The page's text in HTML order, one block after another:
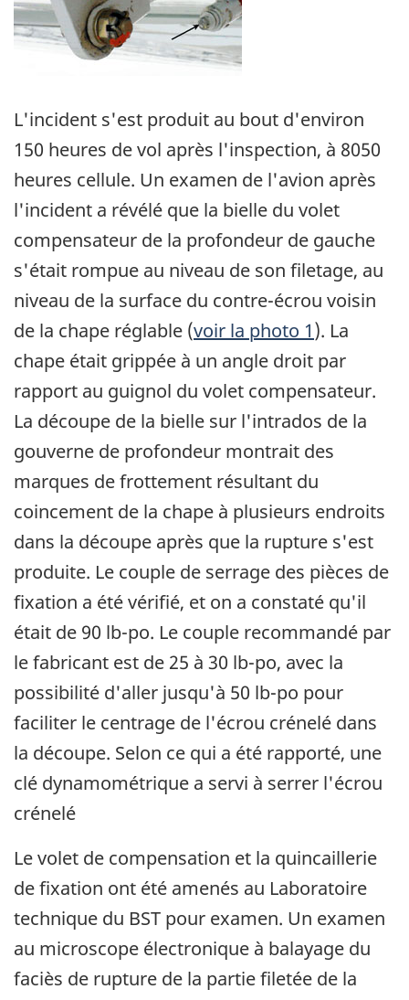
L'incident s'est produit au bout d'environ
150 heures de vol après l'inspection, à 8050
heures cellule. Un examen de l'avion après
l'incident a révélé que la bielle du volet
compensateur de la profondeur de gauche
s'était rompue au niveau de son filetage, au
niveau de la surface du contre-écrou voisin
de la chape réglable (voir la photo 1). La
chape était grippée à un angle droit par
rapport au guignol du volet compensateur.
La découpe de la bielle sur l'intrados de la
gouverne de profondeur montrait des
marques de frottement résultant du
coincement de la chape à plusieurs endroits
dans la découpe après que la rupture s'est
produite. Le couple de serrage des pièces de
fixation a été vérifié, et on a constaté qu'il
était de 90 lb-po. Le couple recommandé par
le fabricant est de 25 à 30 lb-po, avec la
possibilité d'aller jusqu'à 50 lb-po pour
faciliter le centrage de l'écrou crénelé dans
la découpe. Selon ce qui a été rapporté, une
clé dynamométrique a servi à serrer l'écrou
crénelé
Le volet de compensation et la quincaillerie
de fixation ont été amenés au Laboratoire
technique du BST pour examen. Un examen
au microscope électronique à balayage du
faciès de rupture de la partie filetée de la